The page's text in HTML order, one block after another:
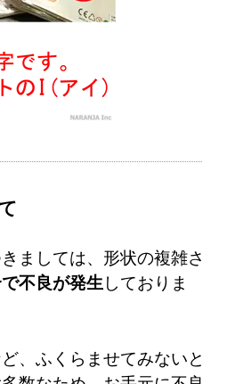
ましては、形状の複雑さ
不良が発生 しておりま
、ふくらませてみないと